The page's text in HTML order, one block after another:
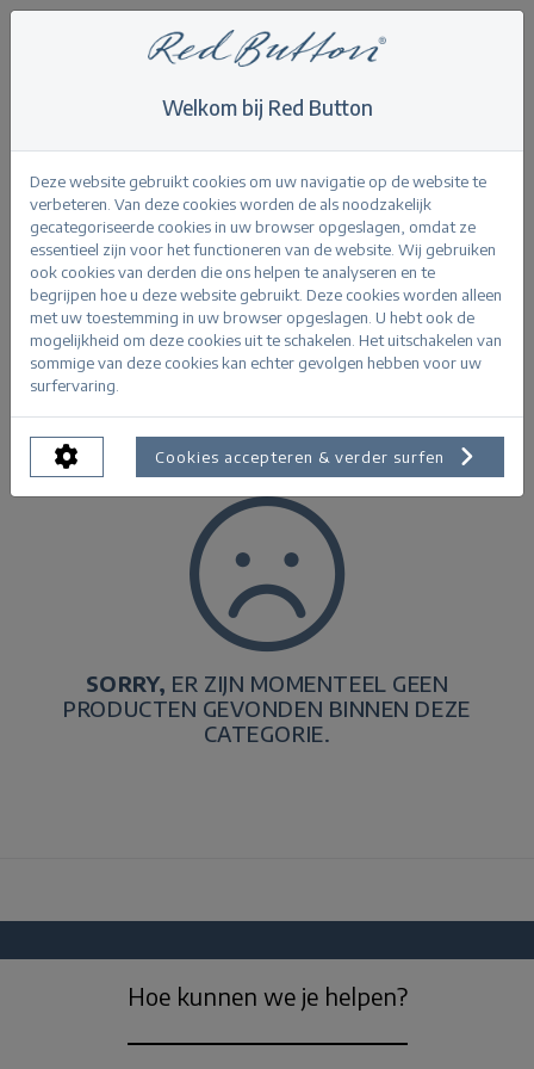
Home > Autumn/Winter 25
Autumn/Winter 25
Product Filters
SORRY, ER ZIJN MOMENTEEL GEEN
PRODUCTEN GEVONDEN BINNEN DEZE
CATEGORIE.
Welkom bij Red Button
Deze website gebruikt cookies om uw navigatie op de website te
verbeteren. Van deze cookies worden de als noodzakelijk
gecategoriseerde cookies in uw browser opgeslagen, omdat ze
essentieel zijn voor het functioneren van de website. Wij gebruiken
ook cookies van derden die ons helpen te analyseren en te
begrijpen hoe u deze website gebruikt. Deze cookies worden alleen
met uw toestemming in uw browser opgeslagen. U hebt ook de
mogelijkheid om deze cookies uit te schakelen. Het uitschakelen van
sommige van deze cookies kan echter gevolgen hebben voor uw
surfervaring.
Cookies accepteren & verder surfen
Hoe kunnen we je helpen?